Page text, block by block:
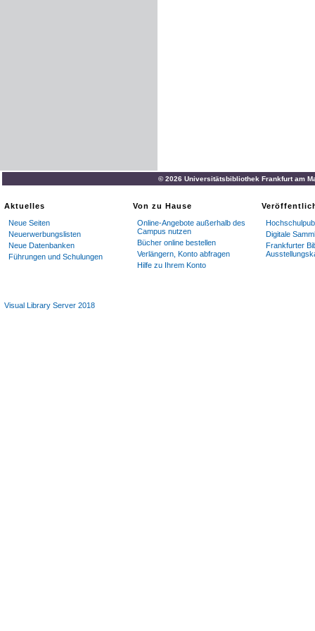
© 2026 Universitätsbibliothek Frankfurt am
Aktuelles
Neue Seiten
Neuerwerbungslisten
Neue Datenbanken
Führungen und Schulungen
Von zu Hause
Online-Angebote außerhalb des
Campus nutzen
Bücher online bestellen
Verlängern, Konto abfragen
Hilfe zu Ihrem Konto
Digitale
Frankfurter
Visual Library Server 2018